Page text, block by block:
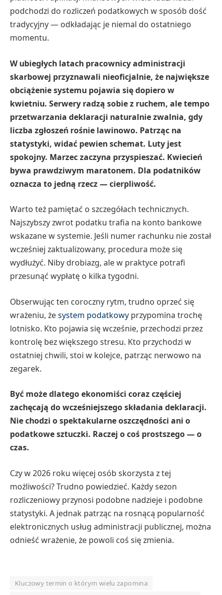
podchodzi do rozliczeń podatkowych w sposób dość
tradycyjny — odkładając je niemal do ostatniego
momentu.
W ubiegłych latach pracownicy administracji
skarbowej przyznawali nieoficjalnie, że największe
obciążenie systemu pojawia się dopiero w
kwietniu. Serwery radzą sobie z ruchem, ale tempo
przetwarzania deklaracji naturalnie zwalnia, gdy
liczba zgłoszeń rośnie lawinowo. Patrząc na
statystyki, widać pewien schemat. Luty jest
spokojny. Marzec zaczyna przyspieszać. Kwiecień
bywa prawdziwym maratonem. Dla podatników
oznacza to jedną rzecz — cierpliwość.
Warto też pamiętać o szczegółach technicznych.
Najszybszy zwrot podatku trafia na konto bankowe
wskazane w systemie. Jeśli numer rachunku nie został
wcześniej zaktualizowany, procedura może się
wydłużyć. Niby drobiazg, ale w praktyce potrafi
przesunąć wypłatę o kilka tygodni.
Obserwując ten coroczny rytm, trudno oprzeć się
wrażeniu, żesystem podatkowy przypomina trochę
lotnisko. Kto pojawia się wcześnie, przechodzi przez
kontrolę bez większego stresu. Kto przychodzi w
ostatniej chwili, stoi w kolejce, patrząc nerwowo na
zegarek.
Być może dlatego ekonomiści coraz częściej
zachęcają do wcześniejszego składania deklaracji.
Nie chodzi o spektakularne oszczędności ani o
podatkowe sztuczki. Raczej o coś prostszego — o
czas.
Czy w 2026 roku więcej osób skorzysta z tej
możliwości? Trudno powiedzieć. Każdy sezon
rozliczeniowy przynosi podobne nadzieje i podobne
statystyki. A jednak patrząc na rosnącą popularność
elektronicznych usług administracji publicznej, można
odnieść wrażenie, że powoli coś się zmienia.
Kluczowy termin o którym wielu zapomina